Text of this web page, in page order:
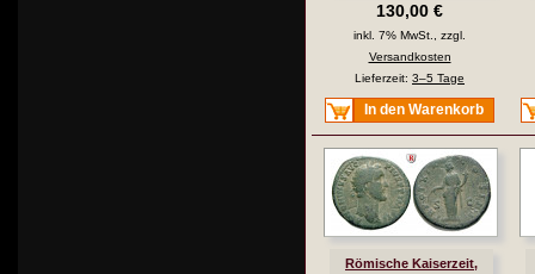
130,00 €
inkl. 7% MwSt., zzgl.
Versandkosten
Lieferzeit: 3–5 Tage
In den Warenkorb
Römische Kaiserzeit,